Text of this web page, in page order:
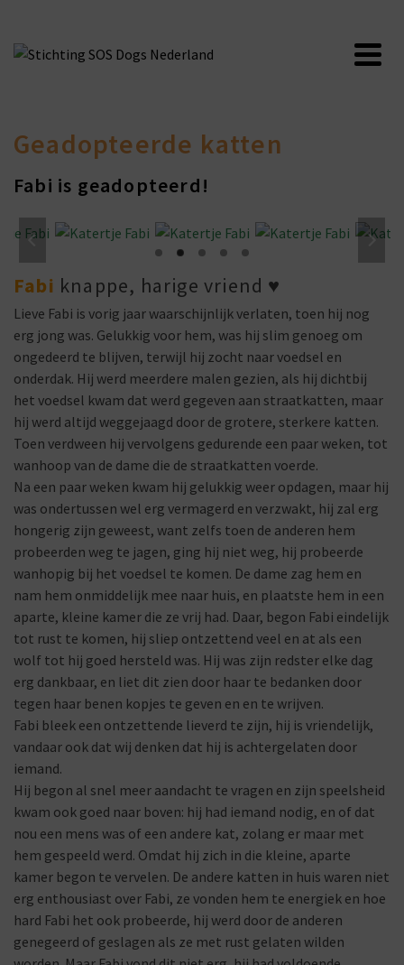
Geadopteerde katten
Fabi is geadopteerd!
Fabi knappe, harige vriend ♥
Lieve Fabi is vorig jaar waarschijnlijk verlaten, toen hij nog
erg jong was. Gelukkig voor hem, was hij slim genoeg om
ongedeerd te blijven, terwijl hij zocht naar voedsel en
onderdak. Hij werd meerdere malen gezien, als hij dichtbij
het voedsel kwam dat werd gegeven aan straatkatten, maar
hij werd altijd weggejaagd door de grotere, sterkere katten.
Toen verdween hij vervolgens gedurende een paar weken, tot
wanhoop van de dame die de straatkatten voerde.
Na een paar weken kwam hij gelukkig weer opdagen, maar hij
was ondertussen wel erg vermagerd en verzwakt, hij zal erg
hongerig zijn geweest, want zelfs toen de anderen hem
probeerden weg te jagen, ging hij niet weg, hij probeerde
wanhopig bij het voedsel te komen. De dame zag hem en
nam hem onmiddelijk mee naar huis, en plaatste hem in een
aparte, kleine kamer die ze vrij had. Daar, begon Fabi eindelijk
tot rust te komen, hij sliep ontzettend veel en at als een
wolf tot hij goed hersteld was. Hij was zijn redster elke dag
erg dankbaar, en liet dit zien door haar te bedanken door
tegen haar benen kopjes te geven en en te wrijven.
Fabi bleek een ontzettende lieverd te zijn, hij is vriendelijk,
vandaar ook dat wij denken dat hij is achtergelaten door
iemand.
Hij begon al snel meer aandacht te vragen en zijn speelsheid
kwam ook goed naar boven: hij had iemand nodig, en of dat
nou een mens was of een andere kat, zolang er maar met
hem gespeeld werd. Omdat hij zich in die kleine, aparte
kamer begon te vervelen. De andere katten in huis waren niet
erg enthousiast over Fabi, ze vonden hem te energiek en hoe
hard Fabi het ook probeerde, hij werd door de anderen
genegeerd of geslagen als ze met rust gelaten wilden